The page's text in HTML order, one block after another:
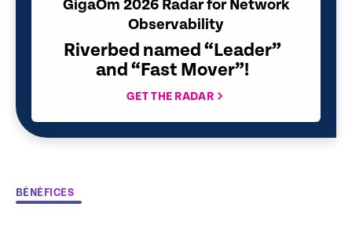
GigaOm 2026 Radar for Network
Observability
Riverbed named “Leader”
and “Fast Mover”!
GET THE RADAR
BÉNÉFICES